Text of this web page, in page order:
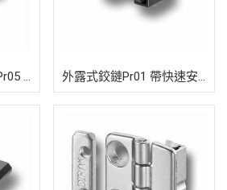
不銹鋼半隱藏式鉸鏈Pr05 帶快速安裝裝 外露式鉸鏈Pr01 帶快速安裝裝置180